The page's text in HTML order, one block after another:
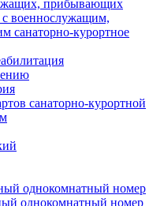
прибывающих
с военнослужащим,
санаторно-курортное
санаторно-курортной
однокомнатный номер
однокомнатный номер